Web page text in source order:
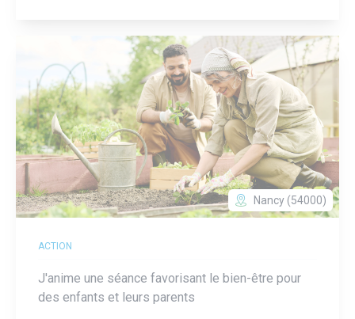
Nancy (54000)
ACTION
J'anime une séance favorisant le bien-être pour
des enfants et leurs parents